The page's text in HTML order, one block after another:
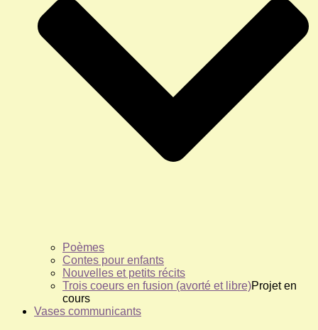
Poèmes
Contes pour enfants
Nouvelles et petits récits
Trois coeurs en fusion (avorté et libre)Projet en
cours
Vases communicants